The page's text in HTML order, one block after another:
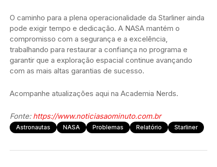
O caminho para a plena operacionalidade da Starliner ainda
pode exigir tempo e dedicação. A NASA mantém o
compromisso com a segurança e a excelência,
trabalhando para restaurar a confiança no programa e
garantir que a exploração espacial continue avançando
com as mais altas garantias de sucesso.
Acompanhe atualizações aqui na Academia Nerds.
Fonte: https://www.noticiasaominuto.com.br
Astronautas NASA Problemas Relatório Starliner